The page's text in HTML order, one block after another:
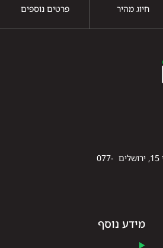
חיוג מהיר פרטים נוספים
נחום חפצדי 15, ירושלים 077-
מידע נוסף